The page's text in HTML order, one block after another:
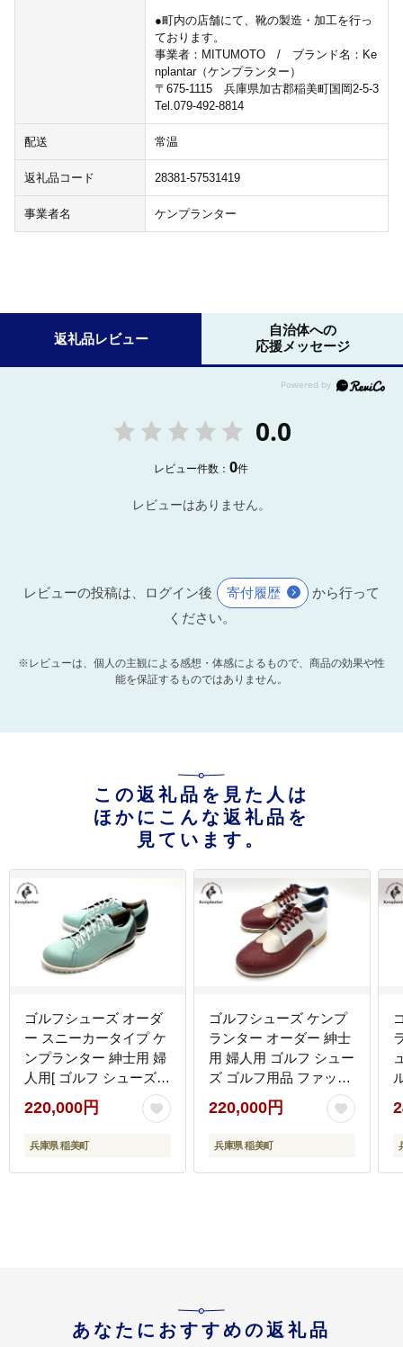
●町内の店舗にて、靴の製造・加工を行っ
ております。
事業者：MITUMOTO / ブランド名：Ke
nplantar（ケンプランター）
〒675-1115 兵庫県加古郡稲美町国岡2-5-3
Tel.079-492-8814
配送 常温
返礼品コード 28381-57531419
事業者名 ケンプランター
返礼品レビュー
自治体への
応援メッセージ
0.0
レビュー件数：0件
レビューはありません。
レビューの投稿は、ログイン後 寄付履歴
から行って
ください。
※レビューは、個人の主観による感想・体感によるもので、商品の効果や性
能を保証するものではありません。
この返礼品を見た人は
ほかにこんな返礼品を
見ています。
ゴルフシューズ オーダ
ー スニーカータイプ ケ
ンプランター 紳士用 婦
人用[ ゴルフ シューズ
インソール ファッショ
ン カジュアル 靴 ゴルフ
用品 スポーツ アウトド
220,000円
兵庫県 稲美町
ゴルフシューズ ケンプ
ランター オーダー 紳士
用 婦人用 ゴルフ シュー
ズ ゴルフ用品 ファッシ
ョン 靴 天然皮革 皮 レ
ザー スポーツ アウトド
ア 雑貨
220,000円
兵庫県 稲美町
あなたにおすすめの返礼品